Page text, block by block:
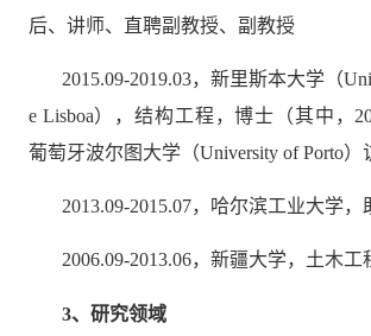
后、讲师、直聘副教授、 副教授
2015.09-2019.03，新里斯本大学（
e Lisboa），结构工程，博士（其中，
葡萄牙波尔图大学（University of Porto）
2013.09-2015.07，哈尔滨工业大学，
2006.09-2013.06，新疆大学，土木工
3、研究领域